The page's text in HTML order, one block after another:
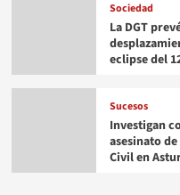
Sociedad
La DGT
eclipse del
Sucesos
Investigan
asesinato
Civil en